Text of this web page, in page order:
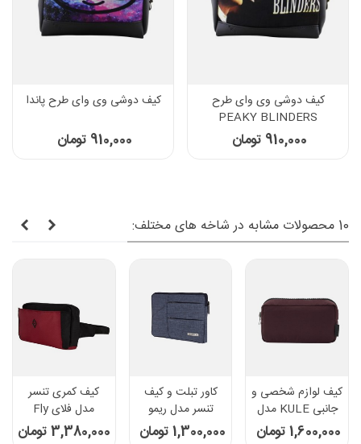
کیف دوشی وی وای طرح
PEAKY BLINDERS
910,000 تومان
کیف دوشی وی وای طرح پاندا
910,000 تومان
10 محصولات مشابه در شاخه های مختلف:
کیف لوازم شخصی و
جانبی KULE مدل
KL-1003 عنابی
1,600,000 تومان
کاور تبلت و کیف
تنسر مدل ریمو
RIMO
1,300,000 تومان
کیف کمری تنسر
مدل فلای Fly
3,380,000 تومان